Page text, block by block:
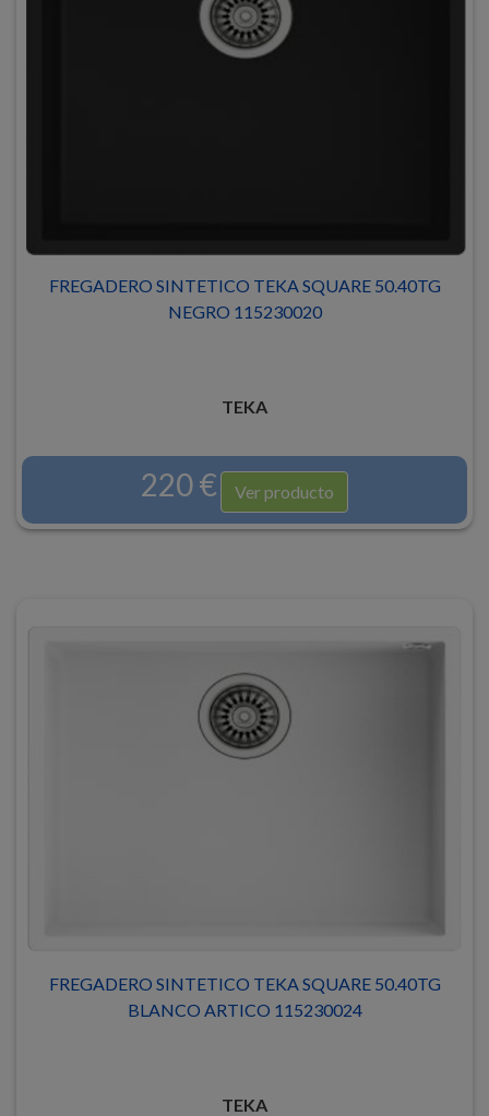
FREGADERO SINTETICO TEKA SQUARE 50.40TG
NEGRO 115230020
TEKA
220 € Ver producto
FREGADERO SINTETICO TEKA SQUARE 50.40TG
BLANCO ARTICO 115230024
TEKA